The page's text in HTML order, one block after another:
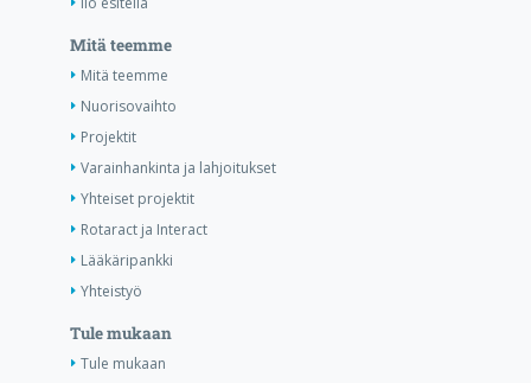
Mitä teemme
Mitä teemme
Nuorisovaihto
Projektit
Varainhankinta ja lahjoitukset
Yhteiset projektit
Rotaract ja Interact
Lääkäripankki
Yhteistyö
Tule mukaan
Tule mukaan